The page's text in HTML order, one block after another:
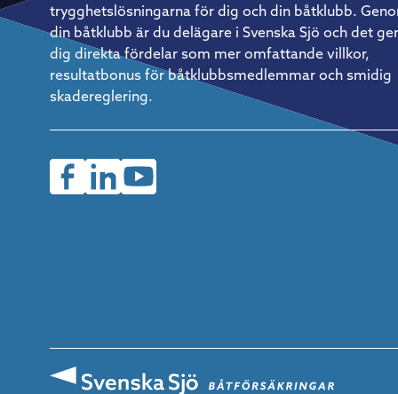
tre timmars segling följt av tre timmars vila. Det måste få
vara flexibelt i praktiken, men fasta rutiner är avgörande för
att verkligen återhämta sig ordentligt. Så kommer du igång
Christian Harding är tydlig med rådet till den som vill prova
på: börja enkelt. En mindre, lätthanterlig båt och en pålitlig
kompis med rätt inställning är allt som behövs för att ta de
första stegen. Saknar man egen båt finns det ofta möjlighet
att hoppa på som gast hos en erfaren båtägare – ett utmärkt
sätt att lära sig formatet inifrån innan man investerar i eget
material.
trygghetslösningarna för dig och din båtklubb.
din båtklubb är du delägare i Svenska Sjö och det ger
dig direkta fördelar som mer omfattande villkor,
resultatbonus för båtklubbsmedlemmar och smidig
skadereglering.